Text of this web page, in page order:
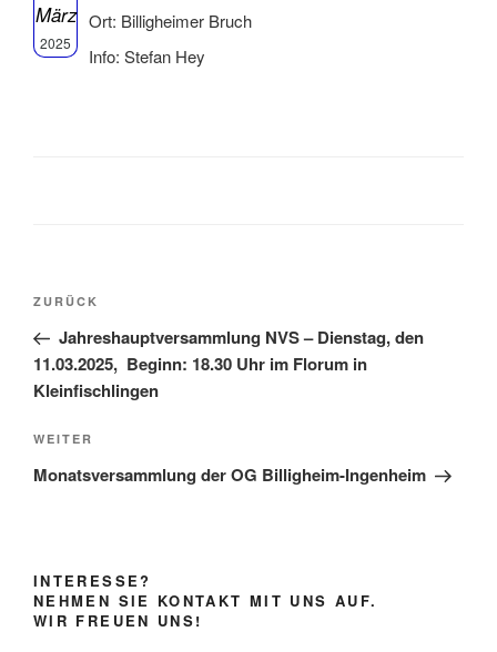
März
2025
Ort: Billigheimer Bruch
Info: Stefan Hey
Beitragsnavigation
Vorheriger
Beitrag
ZURÜCK
Jahreshauptversammlung NVS – Dienstag, den
11.03.2025, Beginn: 18.30 Uhr im Florum in
Kleinfischlingen
Nächster
Beitrag
WEITER
Monatsversammlung der OG Billigheim-Ingenheim
INTERESSE?
NEHMEN SIE KONTAKT MIT UNS AUF.
WIR FREUEN UNS!